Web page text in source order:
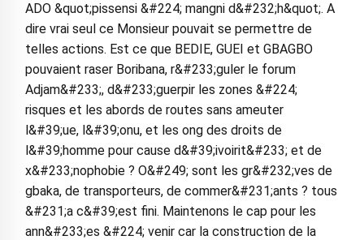
ADO &quot;pissensi &#224; mangni d&#232;h&quot;. A
dire vrai seul ce Monsieur pouvait se permettre de
telles actions. Est ce que BEDIE, GUEI et GBAGBO
pouvaient raser Boribana, r&#233;guler le forum
Adjam&#233;, d&#233;guerpir les zones &#224;
risques et les abords de routes sans ameuter
l&#39;ue, l&#39;onu, et les ong des droits de
l&#39;homme pour cause d&#39;ivoirit&#233; et de
x&#233;nophobie ? O&#249; sont les gr&#232;ves de
gbaka, de transporteurs, de commer&#231;ants ? tous
&#231;a c&#39;est fini. Maintenons le cap pour les
ann&#233;es &#224; venir car la construction de la